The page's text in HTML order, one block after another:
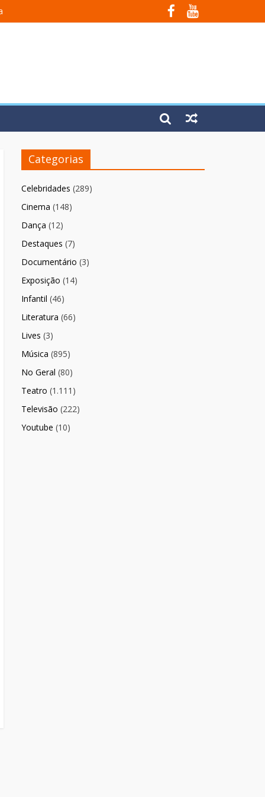
Categorias
Celebridades (289)
Cinema (148)
Dança (12)
Destaques (7)
Documentário (3)
Exposição (14)
Infantil (46)
Literatura (66)
Lives (3)
Música (895)
No Geral (80)
Teatro (1.111)
Televisão (222)
Youtube (10)